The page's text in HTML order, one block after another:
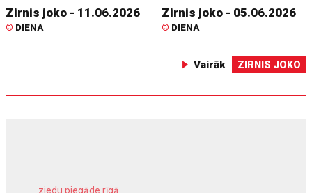
Zirnis joko - 11.06.2026
© DIENA
Zirnis joko - 05.06.2026
© DIENA
Vairāk ZIRNIS JOKO
ziedu piegāde rīgā